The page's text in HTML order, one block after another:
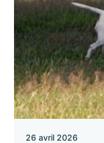
26 avril 2026